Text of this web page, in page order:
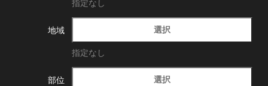
指定なし
地域 選択
指定なし
部位 選択